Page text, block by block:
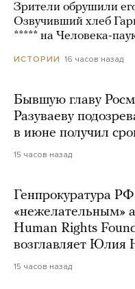
Зрители обрушили
Озвучивший хлеб
***** на Человека-
ИСТОРИИ 16 часов назад
Бывшую главу
Разуваеву
в июне получил
15 часов назад
Генпрокуратура
«нежелательным»
Human Rights
возглавляет Юлия
15 часов назад